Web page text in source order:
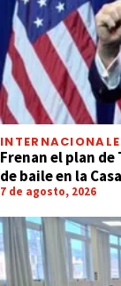
Frenan el plan
de baile en la
7 de agosto, 2026